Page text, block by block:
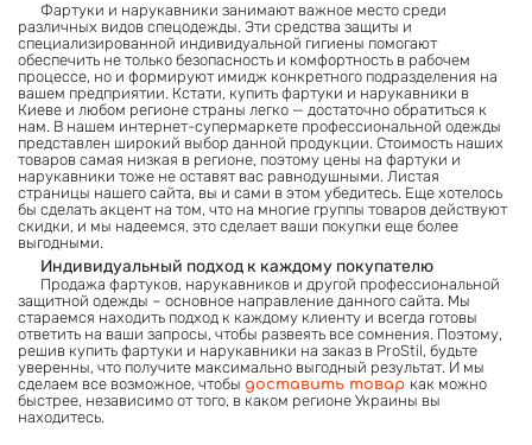
Фартуки и нарукавники занимают важное место среди
различных видов спецодежды. Эти средства защиты и
специализированной индивидуальной гигиены помогают
обеспечить не только безопасность и комфортность в рабочем
процессе, но и формируют имидж конкретного подразделения на
вашем предприятии. Кстати, купить фартуки и нарукавники в
Киеве и любом регионе страны легко — достаточно обратиться к
нам. В нашем интернет-супермаркете профессиональной одежды
представлен широкий выбор данной продукции. Стоимость наших
товаров самая низкая в регионе, поэтому цены на фартуки и
нарукавники тоже не оставят вас равнодушными. Листая
страницы нашего сайта, вы и сами в этом убедитесь. Еще хотелось
бы сделать акцент на том, что на многие группы товаров действуют
скидки, и мы надеемся, это сделает ваши покупки еще более
выгодными.
Индивидуальный подход к каждому покупателю
Продажа фартуков, нарукавников и другой профессиональной
защитной одежды – основное направление данного сайта. Мы
стараемся находить подход к каждому клиенту и всегда готовы
ответить на ваши запросы, чтобы развеять все сомнения. Поэтому,
решив купить фартуки и нарукавники на заказ в ProStil, будьте
уверенны, что получите максимально выгодный результат. И мы
сделаем все возможное, чтобы доставить товар как можно
быстрее, независимо от того, в каком регионе Украины вы
находитесь.